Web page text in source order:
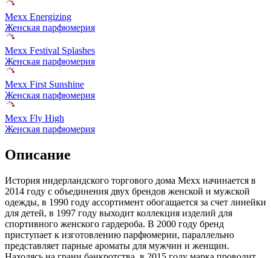
Mexx Energizing
Женская парфюмерия
Mexx Festival Splashes
Женская парфюмерия
Mexx First Sunshine
Женская парфюмерия
Mexx Fly High
Женская парфюмерия
Описание
История нидерландского торгового дома Mexx начинается в
2014 году с объединения двух брендов женской и мужской
одежды, в 1990 году ассортимент обогащается за счет линейки
для детей, в 1997 году выходит коллекция изделий для
спортивного женского гардероба. В 2000 году бренд
приступает к изготовлению парфюмерии, параллельно
представляет парные ароматы для мужчин и женщин.